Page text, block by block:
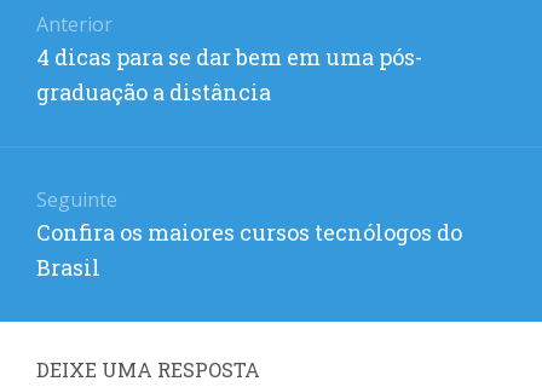
de
Post
Anterior
Post
anterior:
4 dicas para se dar bem em uma pós-
graduação a distância
Seguinte
Próximo
post:
Confira os maiores cursos tecnólogos do
Brasil
DEIXE UMA RESPOSTA